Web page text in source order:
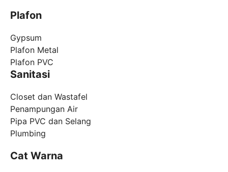
Plafon
Gypsum
Plafon Metal
Plafon PVC
Sanitasi
Closet dan Wastafel
Penampungan Air
Pipa PVC dan Selang
Plumbing
Cat Warna